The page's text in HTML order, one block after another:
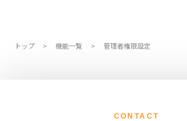
トップ > 機能一覧 > 管理者権限設定
CONTACT